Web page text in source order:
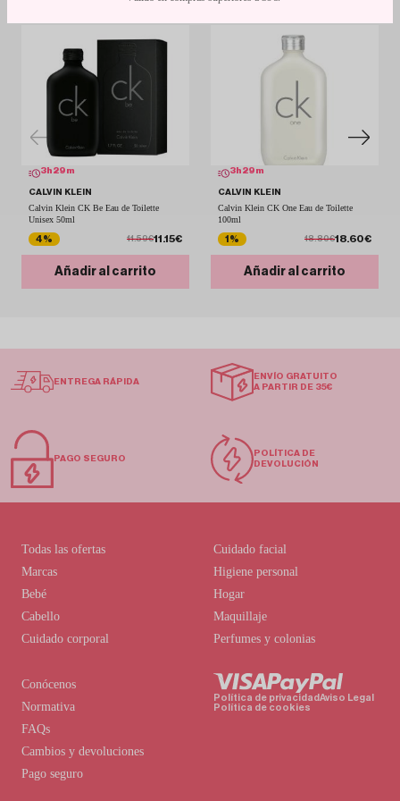
3 h 29 m
CALVIN KLEIN
Calvin Klein CK Be Eau de Toilette
Unisex 50ml
4%
11.59€11.15€
Añadir al carrito
3 h 29 m
CALVIN KLEIN
Calvin Klein CK One Eau de Toilette
100ml
1%
18.80€18.60€
Añadir al carrito
ENTREGA RÁPIDA
ENVÍO GRATUITO
A PARTIR DE 35€
PAGO SEGURO
POLÍTICA DE
DEVOLUCIÓN
Conócenos
Normativa
FAQs
Cambios y devoluciones
Pago seguro
Todas las ofertas
Marcas
Bebé
Cabello
Cuidado corporal
Cuidado facial
Higiene personal
Hogar
Maquillaje
Perfumes y colonias
Política de privacidadAviso Legal
Política de cookies